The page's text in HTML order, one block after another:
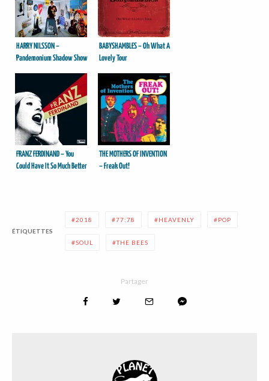
HARRY NILSSON –
Pandemonium Shadow Show
BABYSHAMBLES – Oh What A
Lovely Tour
FRANZ FERDINAND – You
Could Have It So Much Better
THE MOTHERS OF INVENTION
– Freak Out!
ÉTIQUETTES
2018 77:78 HEAVENLY POP
SOUL THE BEES
Partager